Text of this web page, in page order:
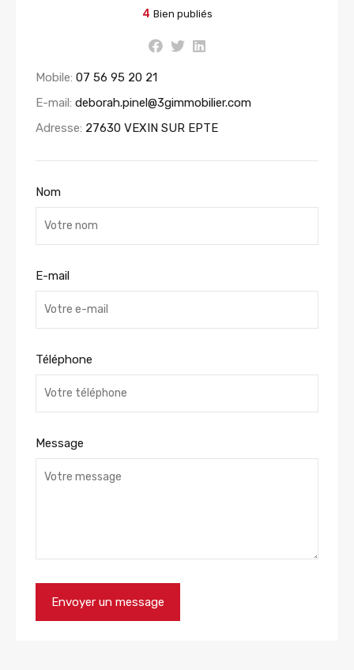
4 Bien publiés
Mobile: 07 56 95 20 21
E-mail: deborah.pinel@3gimmobilier.com
Adresse: 27630 VEXIN SUR EPTE
Nom
E-mail
Téléphone
Message